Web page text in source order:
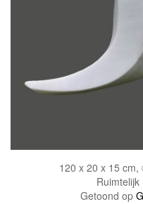
120 x 20 x 15
Getoond op